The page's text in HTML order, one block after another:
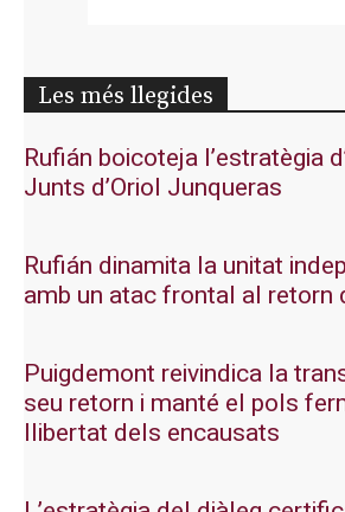
Les més llegides
Rufián boicoteja l’estratègia
Junts d’Oriol Junqueras
Rufián dinamita la unitat
amb un atac frontal al retorn
Puigdemont reivindica la
seu retorn i manté el pols
llibertat dels encausats